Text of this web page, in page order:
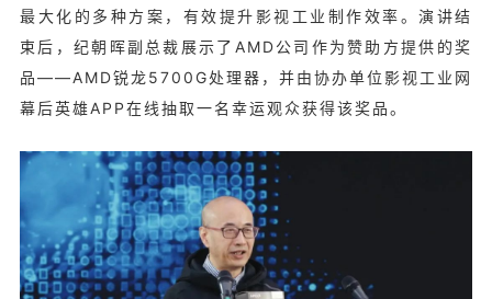
最大化的多种方案，有效提升影视工业制作效率。演讲结
束后，纪朝晖副总裁展示了AMD公司作为赞助方提供的奖
品——AMD锐龙5700G处理器，并由协办单位影视工业网
幕后英雄APP在线抽取一名幸运观众获得该奖品。